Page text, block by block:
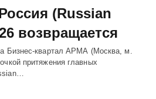
(Russian
возвращается
Бизнес-квартал АРМА (Москва, м.
притяжения главных